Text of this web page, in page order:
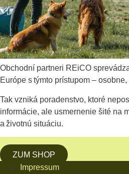
Obchodní partneri REiCO
Európe s týmto prístupom –
Tak vzniká poradenstvo, ktoré
informácie, ale usmernenie šité na
a životnú situáciu.
ZUM SHOP
Impressum